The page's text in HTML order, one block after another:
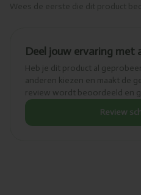
Deel jouw ervaring met
Heb je dit product al
anderen kiezen en maakt de
review wordt beoordeeld en
Review